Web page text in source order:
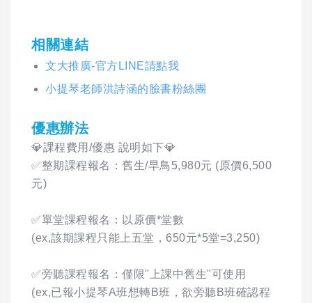
相關連結
文大推廣-官方LINE請點我
小提琴老師洪詩涵的臉書粉絲團
優惠辦法
💎課程費用/優惠 說明如下💎
✅整期課程報名：舊生/早鳥5,980元 (原價6,500
元)
✅單堂課程報名：以原價*堂數
(ex,該期課程只能上五堂，650元*5堂=3,250)
✅旁聽課程報名：僅限"上課中舊生"可使用
(ex,已報小提琴A班想轉B班，欲旁聽B班確認程